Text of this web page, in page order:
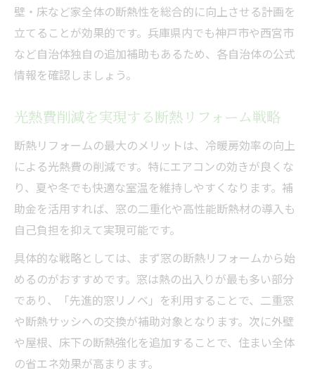
壁・床など家全体の断熱性を総合的に向上させる計画を
立てることが効果的です。兵庫県内でも神戸市や西宮市
など自治体独自の追加補助もあるため、各自治体の公式
情報を確認しましょう。
光熱費削減を実現する断熱リフォーム戦略
断熱リフォームの最大のメリットは、冷暖房効率の向上
による光熱費の削減です。特にエアコンの効きが良くな
り、夏や冬でも快適な室温を維持しやすくなります。補
助金を活用すれば、窓の二重化や高性能断熱材の導入も
自己負担を抑えて実現可能です。
具体的な戦略としては、まず窓の断熱リフォームから始
めるのがおすすめです。窓は熱の出入りが最も多い部分
であり、「先進的窓リノベ」を利用することで、二重窓
や断熱サッシへの交換が補助対象となります。次に外壁
や屋根、床下の断熱強化を追加することで、住まい全体
の省エネ効果が高まります。